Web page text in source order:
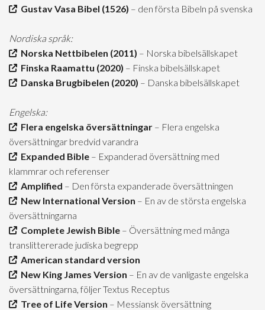
Gustav Vasa Bibel (1526) – den första Bibeln på svenska
Nordiska språk:
Norska Nettbibelen (2011) – Norska bibelsällskapet
Finska Raamattu (2020) – Finska bibelsällskapet
Danska Brugbibelen (2020) – Danska bibelsällskapet
Engelska:
Flera engelska översättningar – Flera engelska
översättningar bredvid varandra
Expanded Bible – Expanderad översättning med
klammrar och referenser
Amplified – Den första expanderade översättningen
New International Version – En av de största engelska
översättningarna
Complete Jewish Bible – Översättning med många
translittererade judiska begrepp
American standard version
New King James Version – En av de vanligaste engelska
översättningarna, följer Textus Receptus
Tree of Life Version – Messiansk översättning